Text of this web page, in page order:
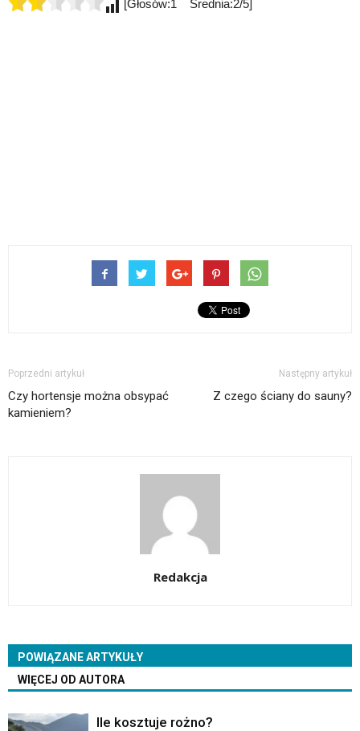
[Głosów:1 Średnia:2/5]
Poprzedni artykuł
Czy hortensje można obsypać
kamieniem?
Następny artykuł
Z czego ściany do sauny?
Redakcja
POWIĄZANE ARTYKUŁY
WIĘCEJ OD AUTORA
Ile kosztuje rożno?